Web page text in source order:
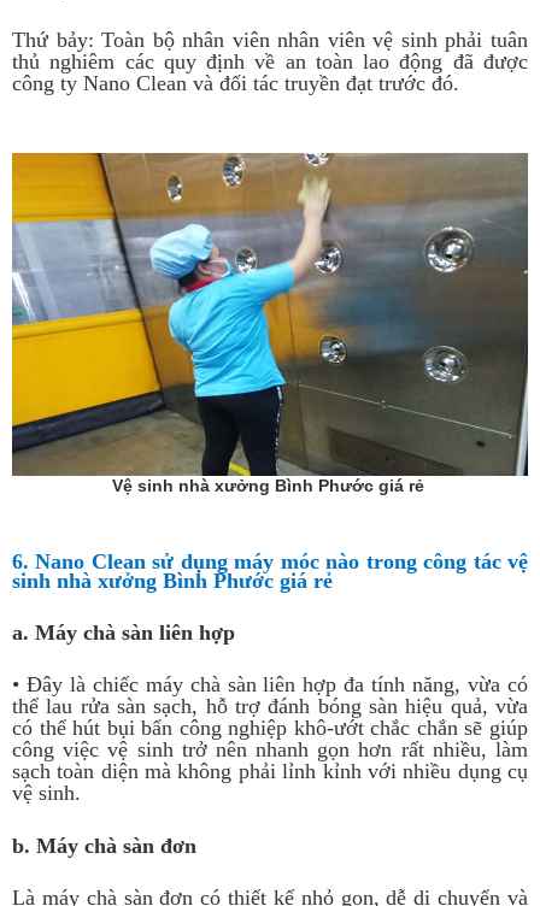
Thứ bảy: Toàn bộ nhân viên nhân viên vệ sinh phải tuân
thủ nghiêm các quy định về an toàn lao động đã được
công ty Nano Clean và đối tác truyền đạt trước đó.
Vệ sinh nhà xưởng Bình Phước giá rẻ
6. Nano Clean sử dụng máy móc nào trong công tác vệ
sinh nhà xưởng Bình Phước giá rẻ
a. Máy chà sàn liên hợp
• Đây là chiếc máy chà sàn liên hợp đa tính năng, vừa có
thể lau rửa sàn sạch, hỗ trợ đánh bóng sàn hiệu quả, vừa
có thể hút bụi bẩn công nghiệp khô-ướt chắc chắn sẽ giúp
công việc vệ sinh trở nên nhanh gọn hơn rất nhiều, làm
sạch toàn diện mà không phải lỉnh kỉnh với nhiều dụng cụ
vệ sinh.
b. Máy chà sàn đơn
Là máy chà sàn đơn có thiết kế nhỏ gọn, dễ di chuyển và